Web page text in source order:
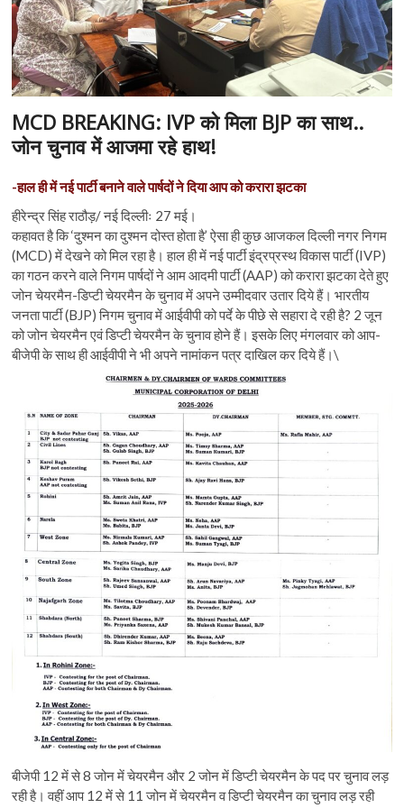
MCD BREAKING: IVP को मिला BJP का साथ..
जोन चुनाव में आजमा रहे हाथ!
-हाल ही में नई पार्टी बनाने वाले पार्षदों ने दिया आप को करारा झटका
हीरेन्द्र सिंह राठौड़/ नई दिल्लीः 27 मई।
कहावत है कि ‘दुश्मन का दुश्मन दोस्त होता है’ ऐसा ही कुछ आजकल दिल्ली नगर निगम
(MCD) में देखने को मिल रहा है। हाल ही में नई पार्टी इंद्रप्रस्थ विकास पार्टी (IVP)
का गठन करने वाले निगम पार्षदों ने आम आदमी पार्टी (AAP) को करारा झटका देते हुए
जोन चेयरमैन-डिप्टी चेयरमैन के चुनाव में अपने उम्मीदवार उतार दिये हैं। भारतीय
जनता पार्टी (BJP) निगम चुनाव में आईवीपी को पर्दे के पीछे से सहारा दे रही है? 2 जून
को जोन चेयरमैन एवं डिप्टी चेयरमैन के चुनाव होने हैं। इसके लिए मंगलवार को आप-
बीजेपी के साथ ही आईवीपी ने भी अपने नामांकन पत्र दाखिल कर दिये हैं।\
बीजेपी 12 में से 8 जोन में चेयरमैन और 2 जोन में डिप्टी चेयरमैन के पद पर चुनाव लड़
रही है। वहीं आप 12 में से 11 जोन में चेयरमैन व डिप्टी चेयरमैन का चुनाव लड़ रही